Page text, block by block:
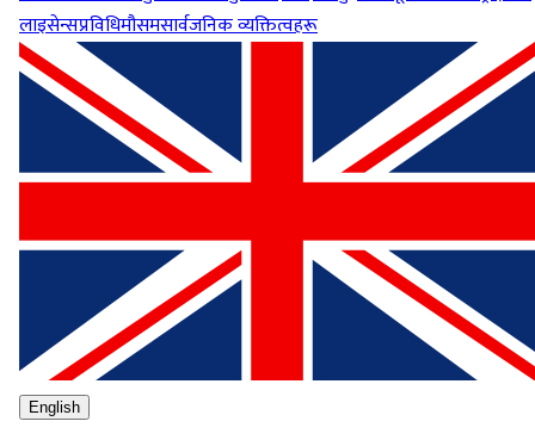
लाइसेन्सप्रविधिमौसमसार्वजनिक व्यक्तित्वहरू
English